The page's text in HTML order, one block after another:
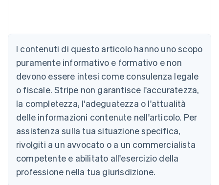
I contenuti di questo articolo hanno uno scopo
puramente informativo e formativo e non
devono essere intesi come consulenza legale
o fiscale. Stripe non garantisce l'accuratezza,
la completezza, l'adeguatezza o l'attualità
delle informazioni contenute nell'articolo. Per
assistenza sulla tua situazione specifica,
rivolgiti a un avvocato o a un commercialista
competente e abilitato all'esercizio della
professione nella tua giurisdizione.
English
DeutschEnglish
Belgio
Nederlands Français English
Brasile
PortuguêsEnglish
Bulgaria
Canada
EnglishFrançais
Cina continentale
简体中文English
Cipro